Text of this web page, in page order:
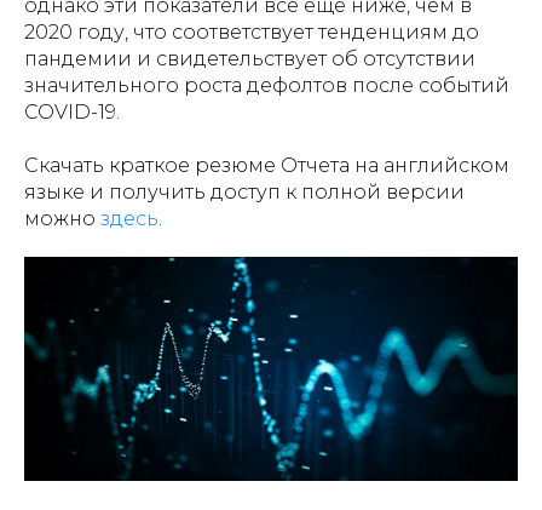
однако эти показатели все еще ниже, чем в
2020 году, что соответствует тенденциям до
пандемии и свидетельствует об отсутствии
значительного роста дефолтов после событий
COVID-19.
Скачать краткое резюме Отчета на английском
языке и получить доступ к полной версии
можно здесь.